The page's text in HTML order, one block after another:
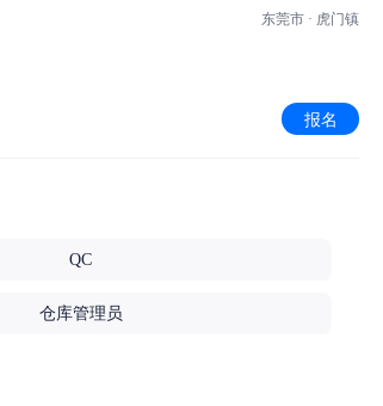
东莞市 · 虎门镇
报名
QC
仓库管理员